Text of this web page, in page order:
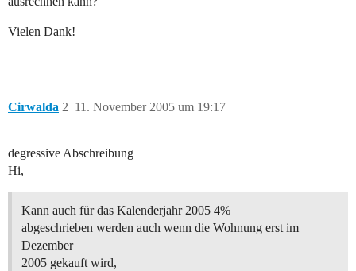
Vielen Dank!
Cirwalda 11. November 2005 um 19:17
2
degressive Abschreibung
Hi,
Kann auch für das Kalenderjahr 2005 4%
abgeschrieben werden auch wenn die Wohnung erst im
Dezember
2005 gekauft wird,